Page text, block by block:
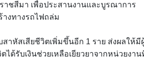
ชสีมา เพื่อประสานงานและบูรณาการ
งทางรถไฟถล่ม
าหัสเสียชีวิตเพิ่มขึ้นอีก 1 ราย ส่งผลให้มี
ด้รับเงินช่วยเหลือเยียวยาจากหน่วยงาน